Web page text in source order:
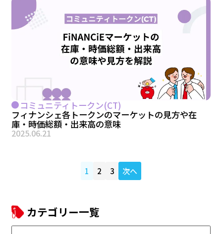
コミュニティトークン(CT)
フィナンシェ各トークンのマーケットの見方や在
庫・時価総額・出来高の意味
2025.06.21
1 2 3 次へ
カテゴリー一覧